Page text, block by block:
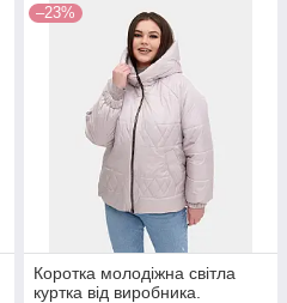
–23%
Коротка молодіжна світла
куртка від виробника.